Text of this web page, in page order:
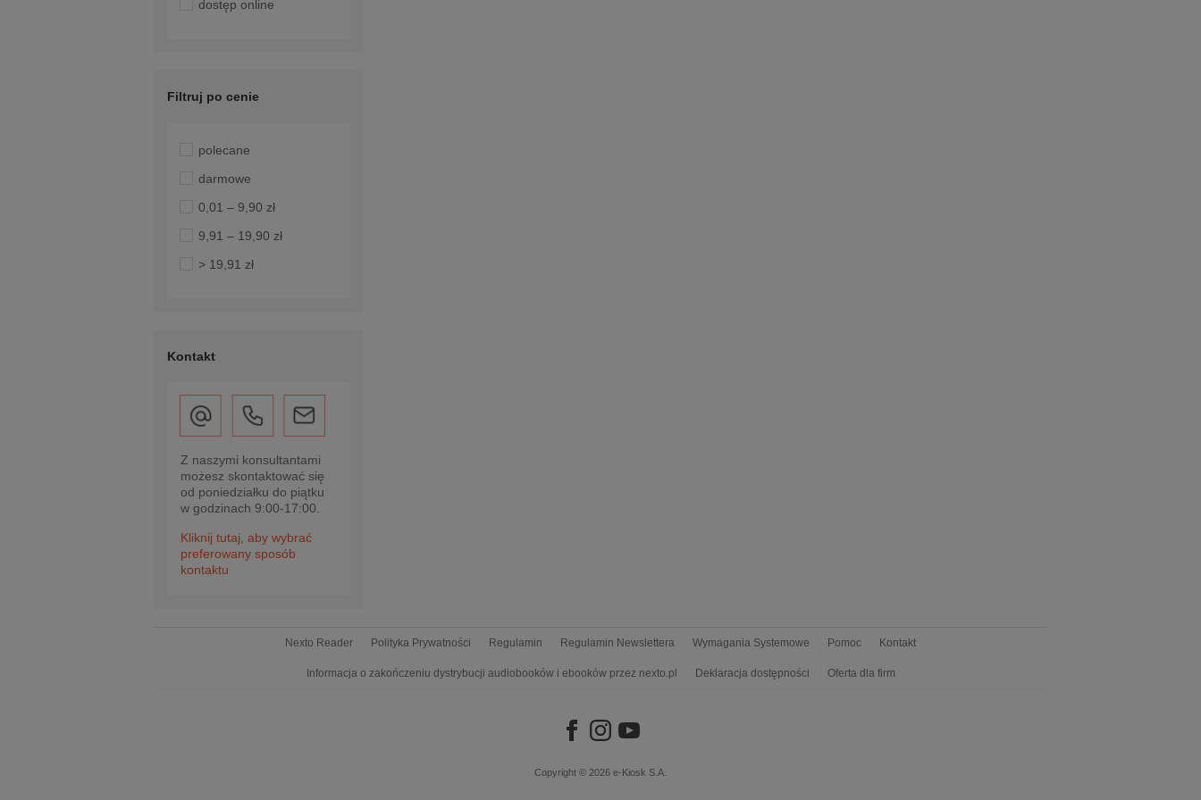
dostęp online
Filtruj po cenie
polecane
darmowe
0,01 – 9,90 zł
9,91 – 19,90 zł
> 19,91 zł
Kontakt
Z naszymi konsultantami
możesz skontaktować się
od poniedziałku do piątku
w godzinach 9:00-17:00.
Kliknij tutaj, aby wybrać
preferowany sposób
kontaktu
Nexto Reader Polityka Prywatności Regulamin Regulamin Newslettera Wymagania Systemowe Pomoc Kontakt
Informacja o zakończeniu dystrybucji audiobooków i ebooków przez nexto.pl Deklaracja dostępności Oferta dla firm
Copyright © 2026 e-Kiosk S.A.